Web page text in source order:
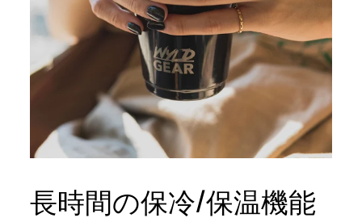
長時間の保冷/保温機能